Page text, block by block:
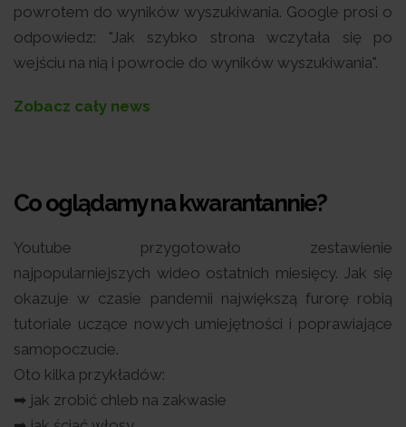
powrotem do wyników wyszukiwania. Google prosi o
odpowiedz: "Jak szybko strona wczytała się po
wejściu na nią i powrocie do wyników wyszukiwania".
Zobacz cały news
Co oglądamy na kwarantannie?
Youtube przygotowało zestawienie
najpopularniejszych wideo ostatnich miesięcy. Jak się
okazuje w czasie pandemii największą furorę robią
tutoriale uczące nowych umiejętności i poprawiające
samopoczucie.
Oto kilka przykładów:
➡ jak zrobić chleb na zakwasie